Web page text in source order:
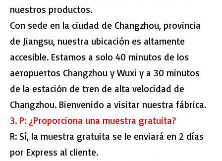
nuestros productos.
Con sede en la ciudad de Changzhou, provincia
de Jiangsu, nuestra ubicación es altamente
accesible. Estamos a solo 40 minutos de los
aeropuertos Changzhou y Wuxi y a 30 minutos
de la estación de tren de alta velocidad de
Changzhou. Bienvenido a visitar nuestra fábrica.
3. P: ¿Proporciona una muestra gratuita?
R: Sí, la muestra gratuita se le enviará en 2 días
por Express al cliente.